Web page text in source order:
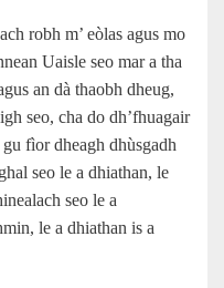
robh m’ eòlas agus mo
Uaisle seo mar a tha
an dà thaobh dheug,
seo, cha do dh’fhuagair
fìor dheagh dhùsgadh
seo le a dhiathan, le
seo le a
le a dhiathan is a